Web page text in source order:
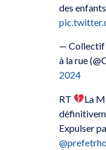
des
— Collectif
à la rue
2024
RT La
Expulser